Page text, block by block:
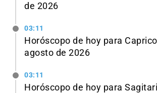
de 2026
03:11
Horóscopo de hoy para
agosto de 2026
03:11
Horóscopo de hoy para